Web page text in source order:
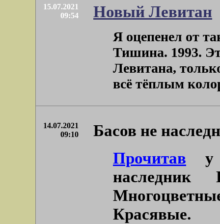
15.07.2021
09:54
Новый Левитан
Я оцепенел от
Тишина. 1993.
Левитана,
всё тёплым
14.07.2021
09:10
Басов не
Прочитав у
Красявые.